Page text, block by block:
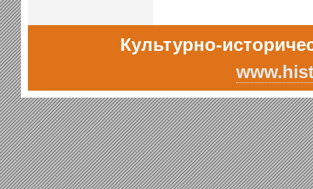
Культурно-